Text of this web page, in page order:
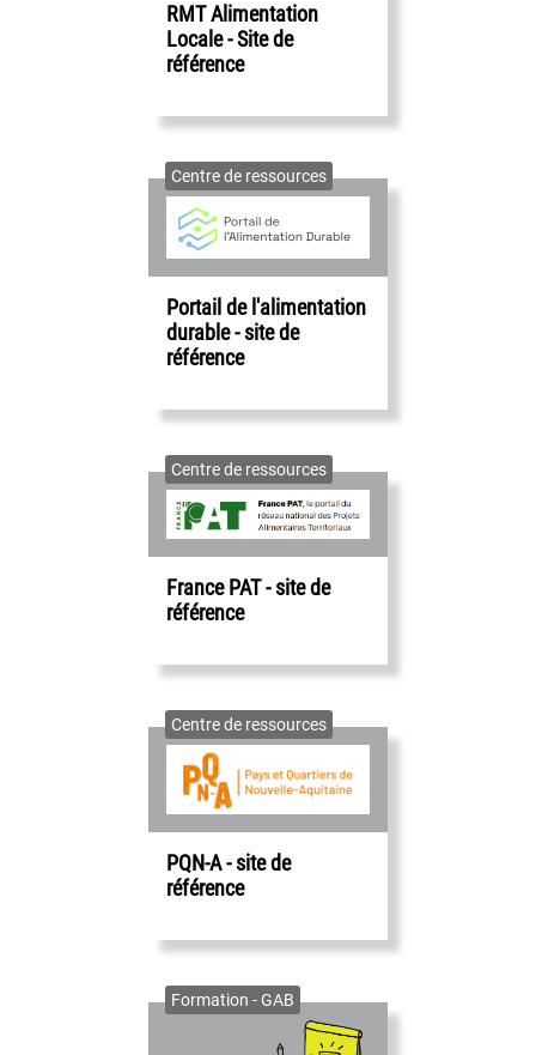
RMT Alimentation
Locale - Site de
référence
Centre de ressources
Portail de l'alimentation
durable - site de
référence
Centre de ressources
France PAT - site de
référence
Centre de ressources
PQN-A - site de
référence
Formation - GAB